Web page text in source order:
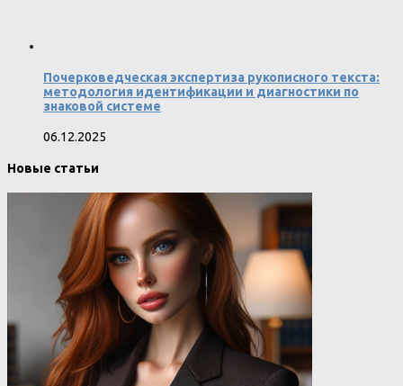
Почерковедческая экспертиза рукописного текста:
методология идентификации и диагностики по
знаковой системе
06.12.2025
Новые статьи